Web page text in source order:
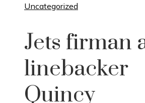
Uncategorized
Jets firman
linebacker
Quincy